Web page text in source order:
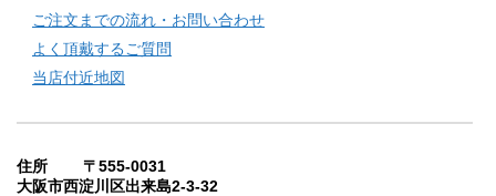
ご注文までの流れ・お問い合わせ
よく頂戴するご質問
当店付近地図
住所 〒555-0031
大阪市西淀川区出来島2-3-32